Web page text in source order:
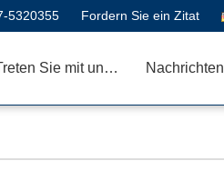
5320355 Fordern Sie ein Zitat
Treten Sie mit uns in Verbindung Nachrichten